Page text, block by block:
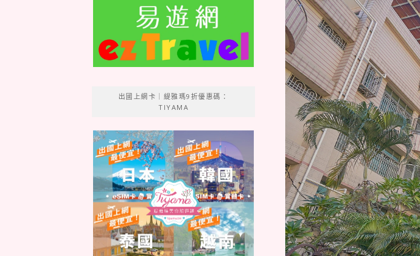
出國上網卡｜緹雅瑪9折優惠碼：
TIYAMA